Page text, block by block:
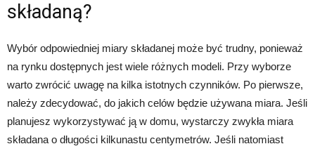
składaną?
Wybór odpowiedniej miary składanej może być trudny, ponieważ
na rynku dostępnych jest wiele różnych modeli. Przy wyborze
warto zwrócić uwagę na kilka istotnych czynników. Po pierwsze,
należy zdecydować, do jakich celów będzie używana miara. Jeśli
planujesz wykorzystywać ją w domu, wystarczy zwykła miara
składana o długości kilkunastu centymetrów. Jeśli natomiast